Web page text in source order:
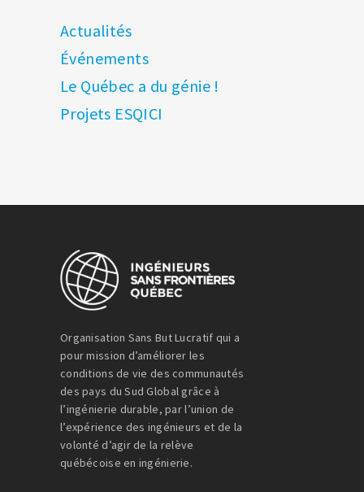
Actualités
Événements
Le Québec a du génie !
Projets ESQICI
Organisation Sans But Lucratif qui a
pour mission d’améliorer les
conditions de vie des communautés
des pays du Sud Global grâce à
l’ingénierie durable, par l’union de
l’expérience des ingénieurs et de la
volonté d’agir de la relève
québécoise en ingénierie.